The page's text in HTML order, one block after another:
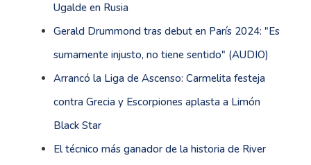
Ugalde en Rusia
Gerald Drummond tras debut en París 2024: "Es
sumamente injusto, no tiene sentido" (AUDIO)
Arrancó la Liga de Ascenso: Carmelita festeja
contra Grecia y Escorpiones aplasta a Limón
Black Star
El técnico más ganador de la historia de River